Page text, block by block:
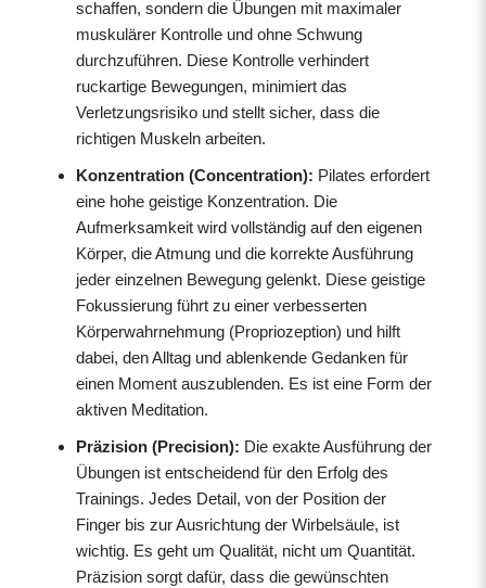
schaffen, sondern die Übungen mit maximaler
muskulärer Kontrolle und ohne Schwung
durchzuführen. Diese Kontrolle verhindert
ruckartige Bewegungen, minimiert das
Verletzungsrisiko und stellt sicher, dass die
richtigen Muskeln arbeiten.
Konzentration (Concentration): Pilates erfordert
eine hohe geistige Konzentration. Die
Aufmerksamkeit wird vollständig auf den eigenen
Körper, die Atmung und die korrekte Ausführung
jeder einzelnen Bewegung gelenkt. Diese geistige
Fokussierung führt zu einer verbesserten
Körperwahrnehmung (Propriozeption) und hilft
dabei, den Alltag und ablenkende Gedanken für
einen Moment auszublenden. Es ist eine Form der
aktiven Meditation.
Präzision (Precision): Die exakte Ausführung der
Übungen ist entscheidend für den Erfolg des
Trainings. Jedes Detail, von der Position der
Finger bis zur Ausrichtung der Wirbelsäule, ist
wichtig. Es geht um Qualität, nicht um Quantität.
Präzision sorgt dafür, dass die gewünschten